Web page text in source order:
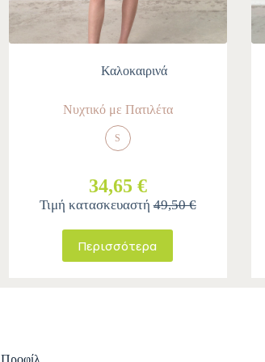
Καλοκαιρινά
Νυχτικό με Πατιλέτα
S
34,65 €
Τιμή κατασκευαστή49,50 €
Περισσότερα